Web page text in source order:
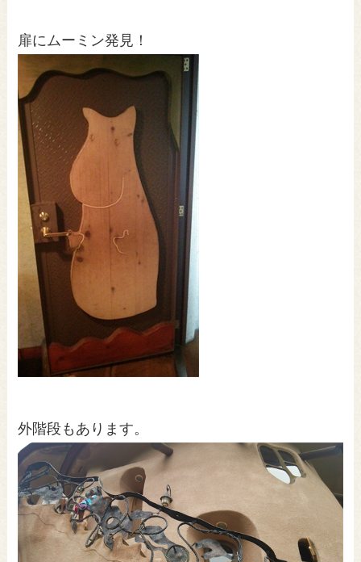
扉にムーミン発見！
外階段もあります。